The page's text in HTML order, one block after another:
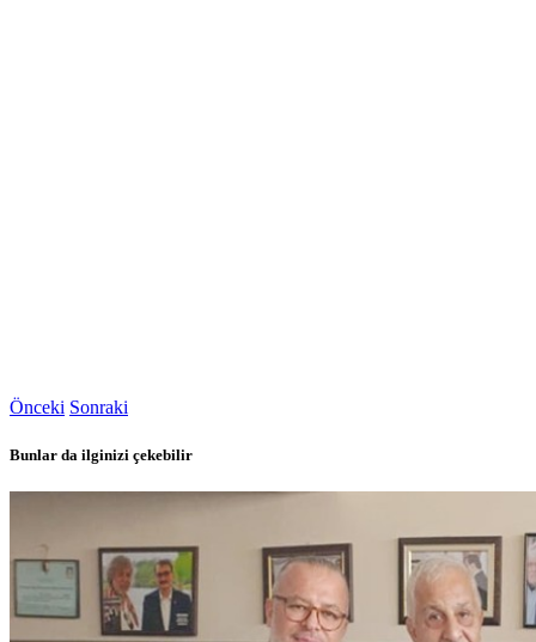
Önceki Sonraki
Bunlar da ilginizi çekebilir